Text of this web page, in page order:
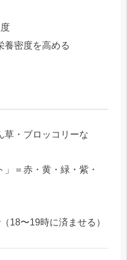
養密度を高める
草・ブロッコリーな
」＝赤・黄・緑・紫・
18〜19時に済ませる）